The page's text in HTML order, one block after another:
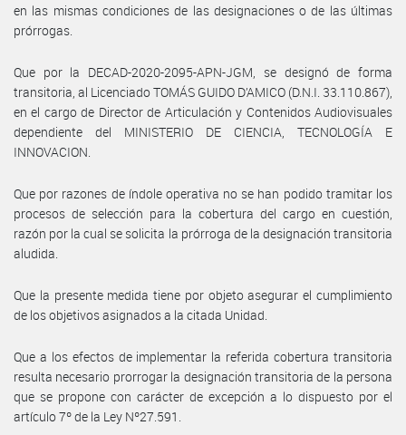
en las mismas condiciones de las designaciones o de las últimas
prórrogas.
Que por la DECAD-2020-2095-APN-JGM, se designó de forma
transitoria, al Licenciado TOMÁS GUIDO D’AMICO (D.N.I. 33.110.867),
en el cargo de Director de Articulación y Contenidos Audiovisuales
dependiente del MINISTERIO DE CIENCIA, TECNOLOGÍA E
INNOVACION.
Que por razones de índole operativa no se han podido tramitar los
procesos de selección para la cobertura del cargo en cuestión,
razón por la cual se solicita la prórroga de la designación transitoria
aludida.
Que la presente medida tiene por objeto asegurar el cumplimiento
de los objetivos asignados a la citada Unidad.
Que a los efectos de implementar la referida cobertura transitoria
resulta necesario prorrogar la designación transitoria de la persona
que se propone con carácter de excepción a lo dispuesto por el
artículo 7º de la Ley Nº27.591.